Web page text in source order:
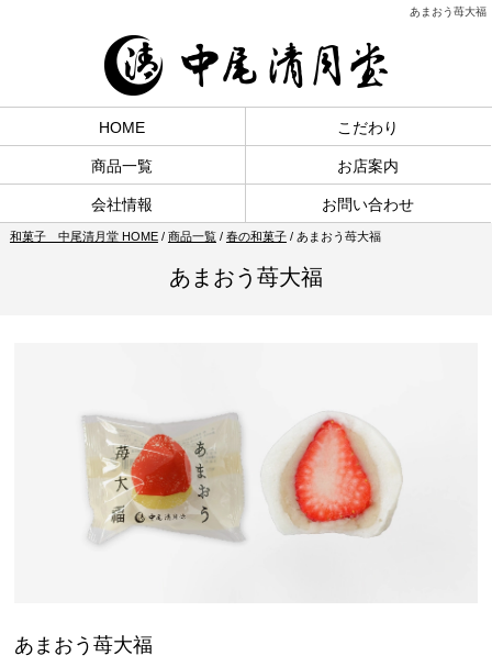
あまおう苺大福
HOME こだわり
商品一覧 お店案内
会社情報 お問い合わせ
和菓子 中尾清月堂 HOME/ 商品一覧/ 春の和菓子/ あまおう苺大福
あまおう苺大福
あまおう苺大福